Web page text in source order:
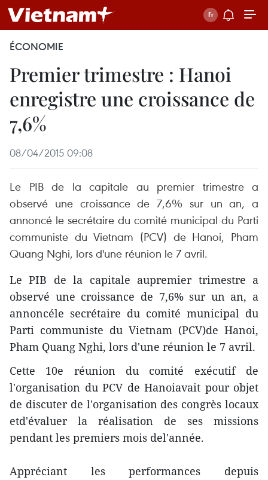
ÉCONOMIE
Premier trimestre : Hanoi
enregistre une croissance de
7,6%
08/04/2015 09:08
Le PIB de la capitale au premier trimestre a
observé une croissance de 7,6% sur un an, a
annoncé le secrétaire du comité municipal du Parti
communiste du Vietnam (PCV) de Hanoi, Pham
Quang Nghi, lors d'une réunion le 7 avril.
Le PIB de la capitale aupremier trimestre a
observé une croissance de 7,6% sur un an, a
annoncéle secrétaire du comité municipal du
Parti communiste du Vietnam (PCV)de Hanoi,
Pham Quang Nghi, lors d'une réunion le 7 avril.
Cette 10e réunion du comité exécutif de
l'organisation du PCV de Hanoiavait pour objet
de discuter de l'organisation des congrès locaux
etd'évaluer la réalisation de ses missions
pendant les premiers mois del'année.
Appréciant les performances depuis